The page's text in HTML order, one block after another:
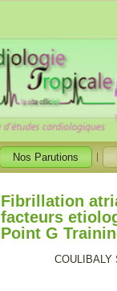
Nos Parutions
Fibrillation
facteurs
Point G
COULIBALY